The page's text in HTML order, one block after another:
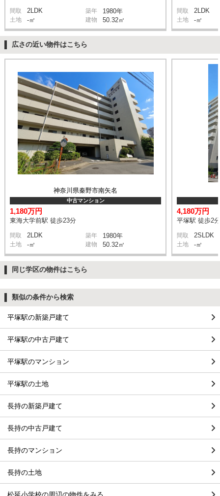
間取 2LDK 築年 1980年
土地 -㎡ 建物 50.32㎡
間取 2LDK
土地 -㎡
広さの近い物件はこちら
神奈川県秦野市南矢名
中古マンション
1,180万円
東海大学前駅 徒歩23分
間取 2LDK 築年 1980年
土地 -㎡ 建物 50.32㎡
4,180万円
平塚駅 徒歩2分
間取 2SLDK
土地 -㎡
同じ学区の物件はこちら
類似の条件から検索
平塚駅の新築戸建て
平塚駅の中古戸建て
平塚駅のマンション
平塚駅の土地
長持の新築戸建て
長持の中古戸建て
長持のマンション
長持の土地
松延小学校の周辺の物件をみる